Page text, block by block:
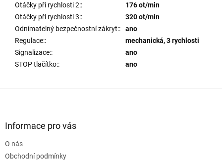
Otáčky při rychlosti 2::
176 ot/min
Otáčky při rychlosti 3::
320 ot/min
Odnímatelný bezpečnostní zákryt::
ano
Regulace::
mechanická, 3 rychlosti
Signalizace::
ano
STOP tlačítko:: ano
Informace pro vás
O nás
Obchodní podmínky